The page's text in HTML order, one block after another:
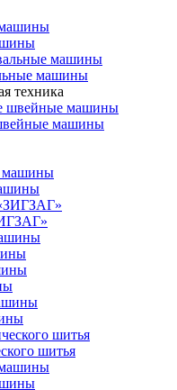
машины
техника
машины
шитья